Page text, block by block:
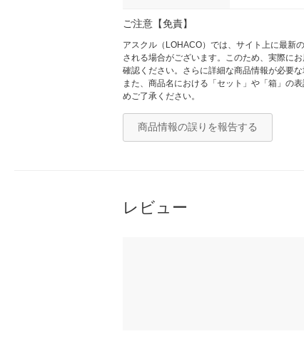
ご注意【免責】
アスクル（LOHACO）では、サイト上に最新
される場合がございます。このため、実際に
確認ください。さらに詳細な商品情報が必要
また、商品名における「セット」や「箱」の
めご了承ください。
商品情報の誤りを報告する
レビュー